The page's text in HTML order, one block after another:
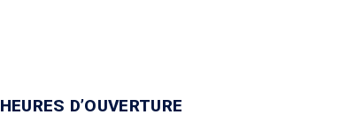
HEURES D’OUVERTURE